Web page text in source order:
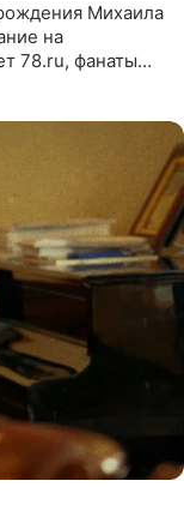
Михаила
на
78.ru, фанаты